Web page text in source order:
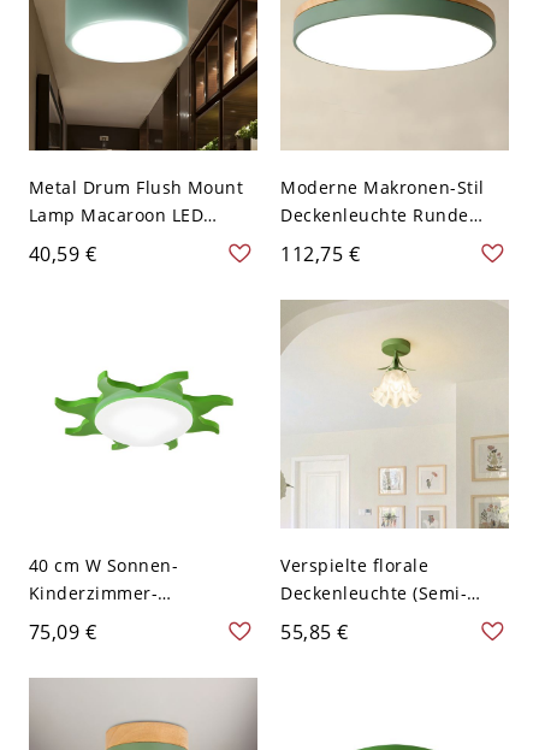
Metal Drum Flush Mount
Lamp Macaroon LED
Grey/Green Ceiling
Lighting with Wooden Top
40,59 €
Moderne Makronen-Stil
Deckenleuchte Runde
Form LED-Deckenleuchten
für Schlafzimmer - Grün
110V-120V 30,48 cm
Weißlicht
112,75 €
40 cm W Sonnen-
Kinderzimmer-
Deckenleuchte Acryl LED
Deckenleuchte in Grün,
Weißlicht
75,09 €
Verspielte florale
Deckenleuchte (Semi-
Flush) mit mattiertem
Glasblütenblatt-Schirm
55,85 €